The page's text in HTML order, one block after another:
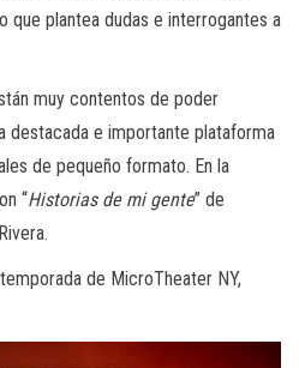
que plantea dudas e interrogantes a
muy contentos de poder
destacada e importante plataforma
de pequeño formato. En la
“Historias de mi gente” de
de MicroTheater NY,